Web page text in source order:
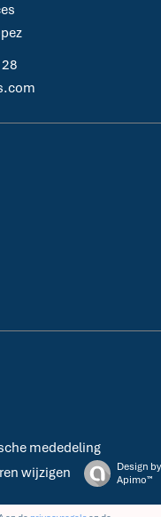
mededeling
wijzigen
Design by
Apimo™